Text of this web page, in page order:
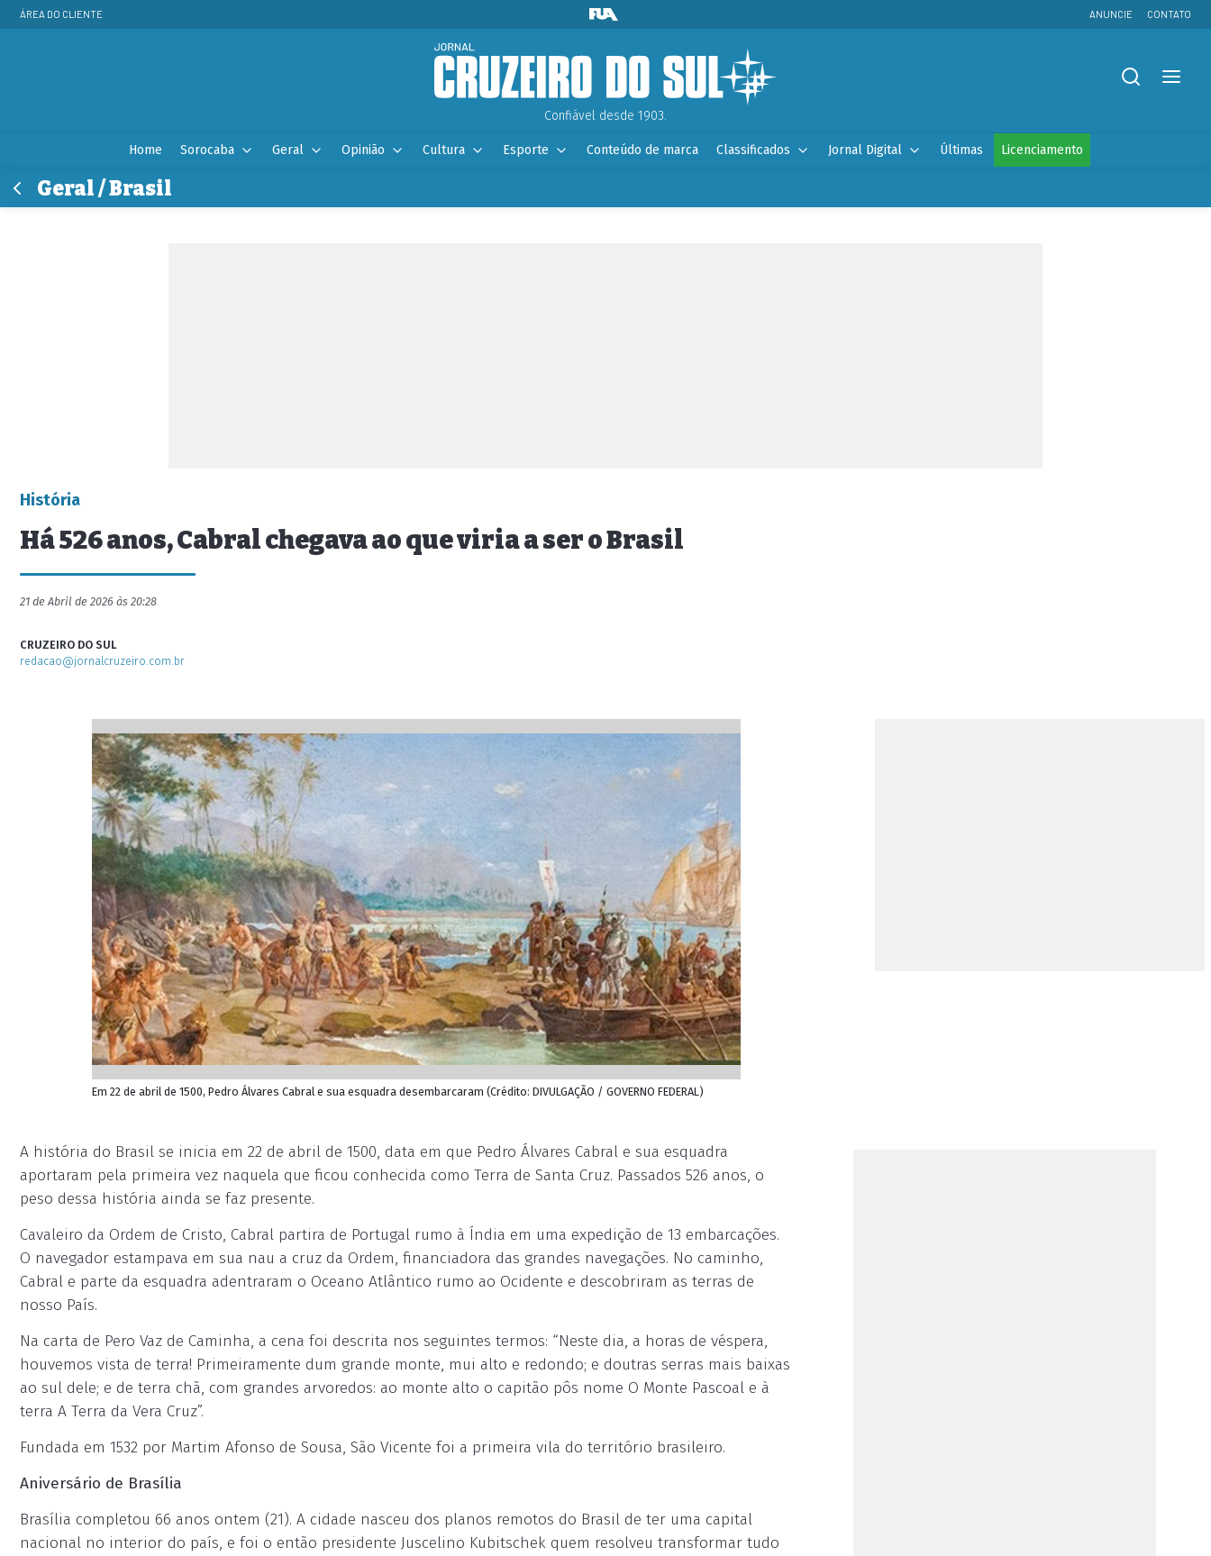
ÁREA DO CLIENTE ANUNCIE CONTATO
Confiável desde 1903.
Home Sorocaba Geral Opinião Cultura Esporte Conteúdo de marca Classificados Jornal Digital Últimas Licenciamento
Geral / Brasil
História
Há 526 anos, Cabral chegava ao que viria a ser o Brasil
21 de Abril de 2026 às 20:28
CRUZEIRO DO SUL
redacao@jornalcruzeiro.com.br
Em 22 de abril de 1500, Pedro Álvares Cabral e sua esquadra desembarcaram (Crédito: DIVULGAÇÃO / GOVERNO FEDERAL)
A história do Brasil se inicia em 22 de abril de 1500, data em que Pedro Álvares Cabral e sua esquadra
aportaram pela primeira vez naquela que ficou conhecida como Terra de Santa Cruz. Passados 526 anos, o
peso dessa história ainda se faz presente.
Cavaleiro da Ordem de Cristo, Cabral partira de Portugal rumo à Índia em uma expedição de 13 embarcações.
O navegador estampava em sua nau a cruz da Ordem, financiadora das grandes navegações. No caminho,
Cabral e parte da esquadra adentraram o Oceano Atlântico rumo ao Ocidente e descobriram as terras de
nosso País.
Na carta de Pero Vaz de Caminha, a cena foi descrita nos seguintes termos: “Neste dia, a horas de véspera,
houvemos vista de terra! Primeiramente dum grande monte, mui alto e redondo; e doutras serras mais baixas
ao sul dele; e de terra chã, com grandes arvoredos: ao monte alto o capitão pôs nome O Monte Pascoal e à
terra A Terra da Vera Cruz”.
Fundada em 1532 por Martim Afonso de Sousa, São Vicente foi a primeira vila do território brasileiro.
Aniversário de Brasília
Brasília completou 66 anos ontem (21). A cidade nasceu dos planos remotos do Brasil de ter uma capital
nacional no interior do país, e foi o então presidente Juscelino Kubitschek quem resolveu transformar tudo